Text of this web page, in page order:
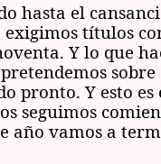
hasta el
exigimos títulos
Y lo que
pronto. Y esto
seguimos
año vamos a